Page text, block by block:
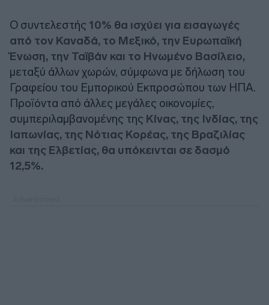
Ο συντελεστής 10% θα ισχύει για εισαγωγές
από τον Καναδά, το Μεξικό, την Ευρωπαϊκή
Ένωση, την Ταϊβάν και το Ηνωμένο Βασίλειο,
μεταξύ άλλων χωρών, σύμφωνα με δήλωση του
Γραφείου του Εμπορικού Εκπροσώπου των ΗΠΑ.
Προϊόντα από άλλες μεγάλες οικονομίες,
συμπεριλαμβανομένης της Κίνας, της Ινδίας, της
Ιαπωνίας, της Νότιας Κορέας, της Βραζιλίας
και της Ελβετίας, θα υπόκεινται σε δασμό
12,5%.